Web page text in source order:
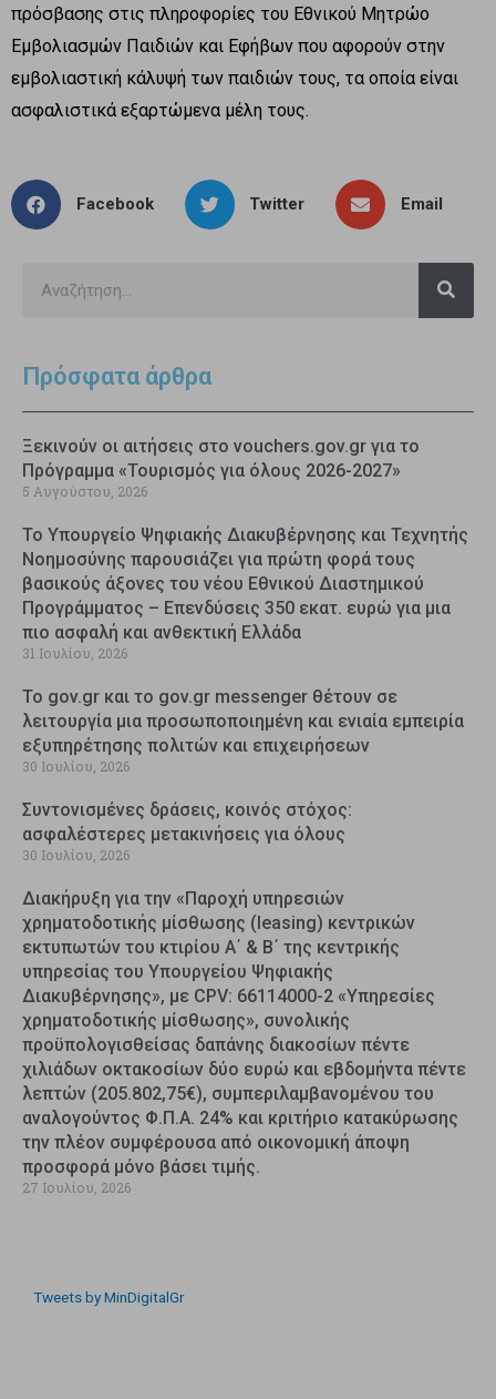
πρόσβασης στις πληροφορίες του Εθνικού Μητρώο
Εμβολιασμών Παιδιών και Εφήβων που αφορούν στην
εμβολιαστική κάλυψή των παιδιών τους, τα οποία είναι
ασφαλιστικά εξαρτώμενα μέλη τους.
Facebook Twitter Email
Πρόσφατα άρθρα
Ξεκινούν οι αιτήσεις στο vouchers.gov.gr για το
Πρόγραμμα «Τουρισμός για όλους 2026-2027»
5 Αυγούστου, 2026
Το Υπουργείο Ψηφιακής Διακυβέρνησης και Τεχνητής
Νοημοσύνης παρουσιάζει για πρώτη φορά τους
βασικούς άξονες του νέου Εθνικού Διαστημικού
Προγράμματος – Επενδύσεις 350 εκατ. ευρώ για μια
πιο ασφαλή και ανθεκτική Ελλάδα
31 Ιουλίου, 2026
Το gov.gr και το gov.gr messenger θέτουν σε
λειτουργία μια προσωποποιημένη και ενιαία εμπειρία
εξυπηρέτησης πολιτών και επιχειρήσεων
30 Ιουλίου, 2026
Συντονισμένες δράσεις, κοινός στόχος:
ασφαλέστερες μετακινήσεις για όλους
30 Ιουλίου, 2026
Διακήρυξη για την «Παροχή υπηρεσιών
χρηματοδοτικής μίσθωσης (leasing) κεντρικών
εκτυπωτών του κτιρίου Α΄ & Β΄ της κεντρικής
υπηρεσίας του Υπουργείου Ψηφιακής
Διακυβέρνησης», με CPV: 66114000-2 «Υπηρεσίες
χρηματοδοτικής μίσθωσης», συνολικής
προϋπολογισθείσας δαπάνης διακοσίων πέντε
χιλιάδων οκτακοσίων δύο ευρώ και εβδομήντα πέντε
λεπτών (205.802,75€), συμπεριλαμβανομένου του
αναλογούντος Φ.Π.Α. 24% και κριτήριο κατακύρωσης
την πλέον συμφέρουσα από οικονομική άποψη
προσφορά μόνο βάσει τιμής.
27 Ιουλίου, 2026
Tweets by MinDigitalGr